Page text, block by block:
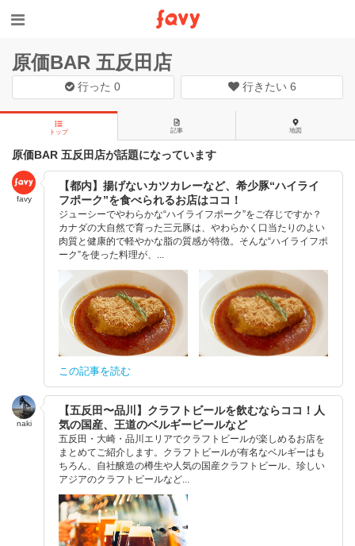
原価BAR 五反田店
行った0 行きたい 6
トップ 記事 地図
原価BAR 五反田店が話題になっています
favy
【都内】揚げないカツカレーなど、希少豚“ハイライ
フポーク”を食べられるお店はココ！
ジューシーでやわらかな“ハイライフポーク”をご存じですか？
カナダの大自然で育った三元豚は、やわらかく口当たりのよい
肉質と健康的で軽やかな脂の質感が特徴。そんな“ハイライフポ
ーク”を使った料理が、...
この記事を読む
naki
【五反田〜品川】クラフトビールを飲むならココ！人
気の国産、王道のベルギービールなど
五反田・大崎・品川エリアでクラフトビールが楽しめるお店を
まとめてご紹介します。クラフトビールが有名なベルギーはも
ちろん、自社醸造の樽生や人気の国産クラフトビール、珍しい
アジアのクラフトビールなど...